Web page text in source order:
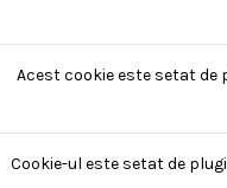
Acest cookie este setat
Cookie-ul este setat de